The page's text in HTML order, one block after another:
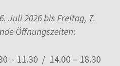
Juli 2026 bis Freitag, 7.
Öffnungszeiten:
– 11.30 / 14.00 – 18.30